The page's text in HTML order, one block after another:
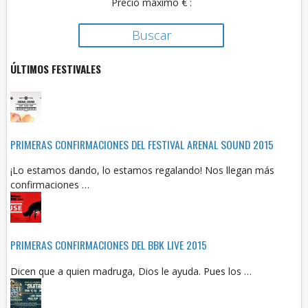
ÚLTIMOS FESTIVALES
PRIMERAS CONFIRMACIONES DEL FESTIVAL ARENAL SOUND 2015
¡Lo estamos dando, lo estamos regalando! Nos llegan más
confirmaciones …
PRIMERAS CONFIRMACIONES DEL BBK LIVE 2015
Dicen que a quien madruga, Dios le ayuda. Pues los …